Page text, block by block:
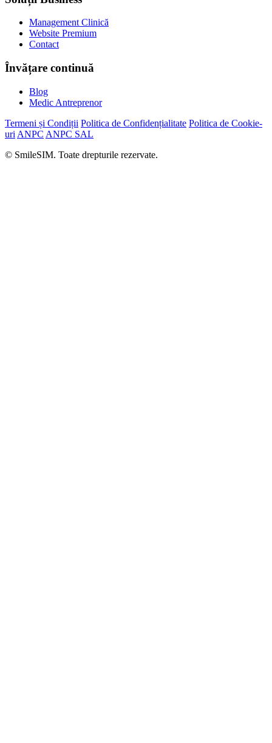
Management Clinică
Website Premium
Contact
Învățare continuă
Blog
Medic Antreprenor
Termeni și Condiții Politica de Confidențialitate Politica de Cookie-
uri ANPC ANPC SAL
© SmileSIM. Toate drepturile rezervate.